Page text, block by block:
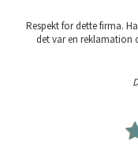
Respekt for dette firma.
det var en reklamation